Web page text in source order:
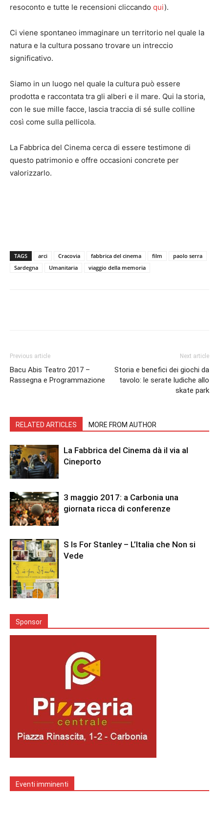
resoconto e tutte le recensioni cliccando qui).
Ci viene spontaneo immaginare un territorio nel quale la
natura e la cultura possano trovare un intreccio
significativo.
Siamo in un luogo nel quale la cultura può essere
prodotta e raccontata tra gli alberi e il mare. Qui la storia,
con le sue mille facce, lascia traccia di sé sulle colline
così come sulla pellicola.
La Fabbrica del Cinema cerca di essere testimone di
questo patrimonio e offre occasioni concrete per
valorizzarlo.
TAGS arci Cracovia fabbrica del cinema film
paolo serra
Sardegna
Umanitaria viaggio della memoria
Previous article
Bacu Abis Teatro 2017 –
Rassegna e Programmazione
Next article
Storia e benefici dei giochi da
tavolo: le serate ludiche allo
skate park
RELATED ARTICLES MORE FROM AUTHOR
La Fabbrica del Cinema dà il via al
Cineporto
3 maggio 2017: a Carbonia una
giornata ricca di conferenze
S Is For Stanley – L’Italia che Non si
Vede
Sponsor
Eventi imminenti